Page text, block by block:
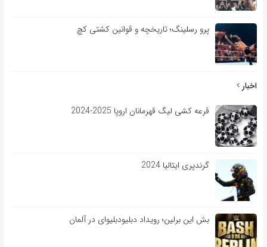
پرو رسلینگ؛ تاریخچه و قوانین کشتی کچ
اخبار
قرعه کشی لیگ قهرمانان اروپا 2025-2024
گرندپری ایتالیا 2024
بش این برلین؛ رویداد دبلیودبلیوای در آلمان